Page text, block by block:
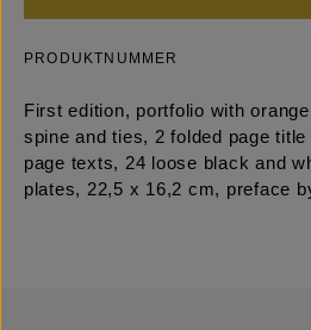
PRODUKTNUMMER
First edition, portfolio with
spine and ties, 2 folded page
page texts, 24 loose black and
plates, 22,5 x 16,2 cm, preface